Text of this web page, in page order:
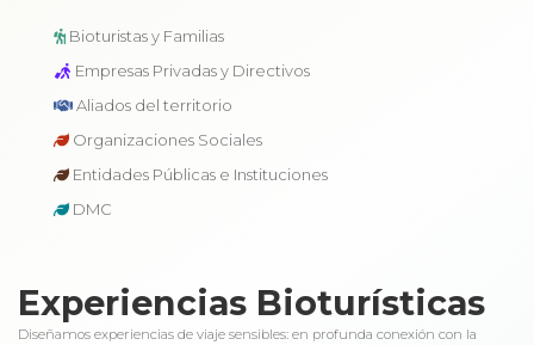
Bioturistas y Familias
Empresas Privadas y Directivos
Aliados del territorio
Organizaciones Sociales
Entidades Públicas e Instituciones
DMC
Experiencias Bioturísticas
Diseñamos experiencias de viaje sensibles: en profunda conexión con la